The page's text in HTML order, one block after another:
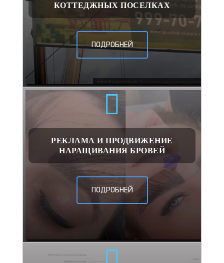
КОТТЕДЖНЫХ ПОСЕЛКАХ
ПОДРОБНЕЙ
РЕКЛАМА И ПРОДВИЖЕНИЕ
НАРАЩИВАНИЯ БРОВЕЙ
ПОДРОБНЕЙ